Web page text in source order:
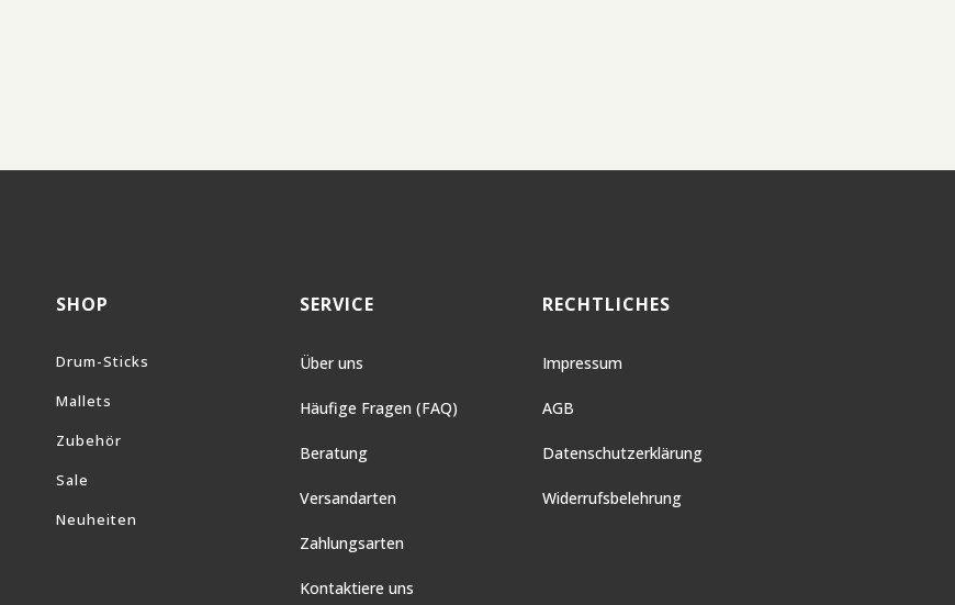
SHOP
Drum-Sticks
Mallets
Zubehör
Sale
Neuheiten
SERVICE
Über uns
Häufige Fragen (FAQ)
Beratung
Versandarten
Zahlungsarten
Kontaktiere uns
RECHTLICHES
Impressum
AGB
Datenschutzerklärung
Widerrufsbelehrung